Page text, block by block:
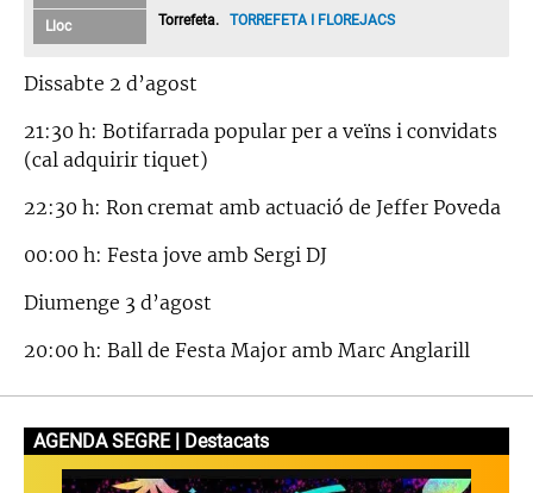
Lloc Torrefeta.TORREFETA I FLOREJACS
Dissabte 2 d’agost
21:30 h: Botifarrada popular per a veïns i convidats
(cal adquirir tiquet)
22:30 h: Ron cremat amb actuació de Jeffer Poveda
00:00 h: Festa jove amb Sergi DJ
Diumenge 3 d’agost
20:00 h: Ball de Festa Major amb Marc Anglarill
AGENDA SEGRE | Destacats